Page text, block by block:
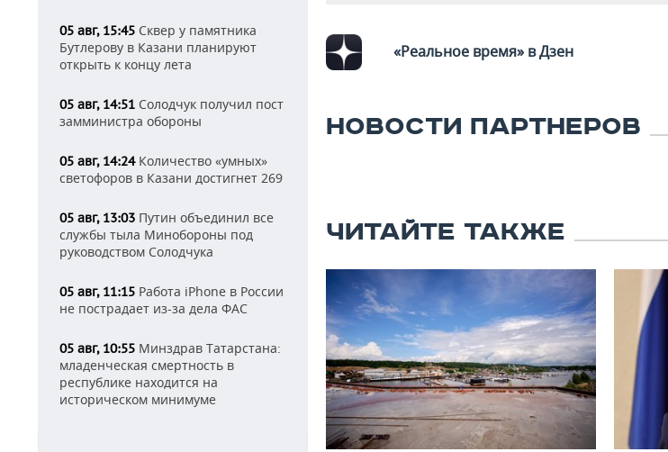
05 авг, 15:45 Сквер у памятника
Бутлерову в Казани планируют
открыть к концу лета
05 авг, 14:51 Солодчук получил пост
замминистра обороны
05 авг, 14:24Количество «умных»
светофоров в Казани достигнет 269
05 авг, 13:03 Путин объединил все
службы тыла Минобороны под
руководством Солодчука
05 авг, 11:15 Работа iPhone в России
не пострадает из-за дела ФАС
05 авг, 10:55 Минздрав Татарстана:
младенческая смертность в
республике находится на
историческом минимуме
«Реальное время» в Дзен
НОВОСТИ ПАРТНЕРОВ
ЧИТАЙТЕ ТАКЖЕ